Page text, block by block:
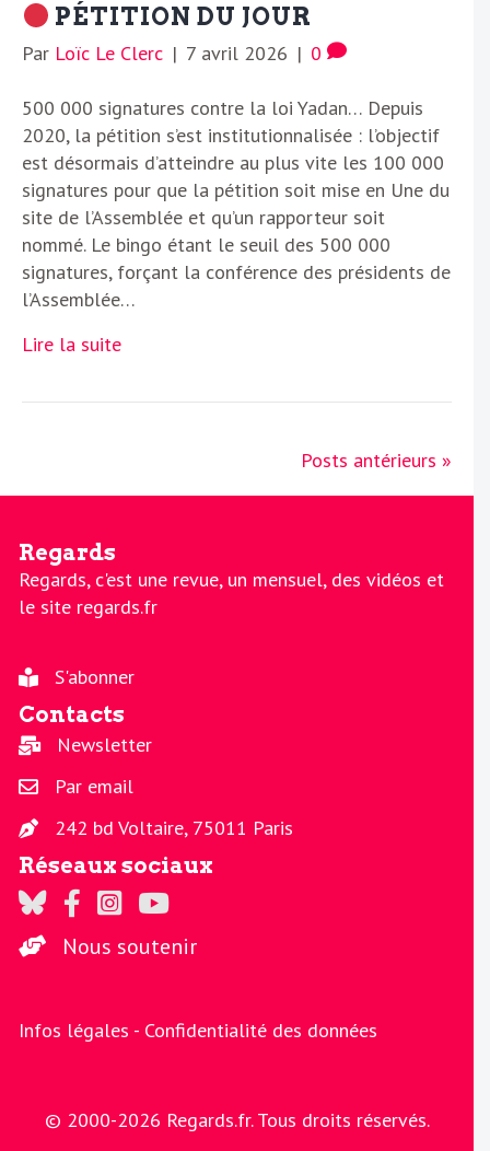
PÉTITION DU JOUR
Par Loïc Le Clerc | 7 avril 2026 | 0
500 000 signatures contre la loi Yadan… Depuis
2020, la pétition s’est institutionnalisée : l’objectif
est désormais d’atteindre au plus vite les 100 000
signatures pour que la pétition soit mise en Une du
site de l’Assemblée et qu’un rapporteur soit
nommé. Le bingo étant le seuil des 500 000
signatures, forçant la conférence des présidents de
l’Assemblée…
Lire la suite
Posts antérieurs »
Regards
Regards, c'est une revue, un mensuel, des vidéos et
le site regards.fr
S'abonner
Contacts
Newsletter
Par email
242 bd Voltaire, 75011 Paris
Réseaux sociaux
Regards sur Twitter
Regards sur Facebook
Regards sur Instagram
La chaine Regards sur Youtube
Nous soutenir
Infos légales - Confidentialité des données
© 2000-2026 Regards.fr. Tous droits réservés.